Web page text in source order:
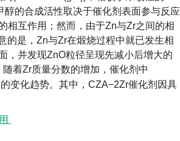
的合成活性取决于催化剂表面参与反应
相互作用；然而，由于Zn与Zr之间的相
的是，Zn与Zr在煅烧过程中就已发生相
，并发现ZnO粒径呈现先减小后增大的
着Zr质量分数的增加，催化剂中
变化趋势。其中，CZA−2Zr催化剂因具